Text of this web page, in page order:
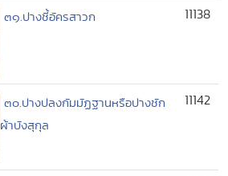
๓๑.ปางชี้อัครสาวก 11138
๓๐.ปางปลงกัมมัฏฐานหรือปางชัก
ผ้าบังสุกุล
11142